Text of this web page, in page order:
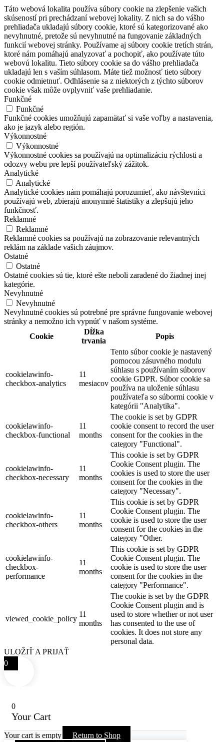
Táto webová lokalita používa súbory cookie na zlepšenie vašich
skúseností pri prechádzaní webovej lokality. Z nich sa do vášho
prehliadača ukladajú súbory cookie, ktoré sú kategorizované ako
nevyhnutné, pretože sú nevyhnutné na fungovanie základných
funkcií webovej stránky. Používame aj súbory cookie tretích strán,
ktoré nám pomáhajú analyzovať a pochopiť, ako používate túto
webovú lokalitu. Tieto súbory cookie sa do vášho prehliadača
ukladajú len s vaším súhlasom. Máte tiež možnosť tieto súbory
cookie odmietnuť. Odhlásenie sa z niektorých z týchto súborov
cookie však môže ovplyvniť vaše prehliadanie.
Funkčné
Funkčné
Funkčné cookies umožňujú zapamätať si vaše voľby a nastavenia,
ako je jazyk alebo región.
Výkonnostné
Výkonnostné
Výkonnostné cookies sa používajú na optimalizáciu rýchlosti a
odozvy webu pre lepší používateľský zážitok.
Analytické
Analytické
Analytické cookies nám pomáhajú porozumieť, ako návštevníci
používajú web, zbierajú anonymné štatistiky a zlepšujú jeho
funkčnosť.
Reklamné
Reklamné
Reklamné cookies sa používajú na zobrazovanie relevantných
reklám na základe vašich záujmov.
Ostatné
Ostatné
Ostatné cookies sú tie, ktoré ešte neboli zaradené do žiadnej inej
kategórie.
Nevyhnutné
Nevyhnutné
Nevyhnutné cookies sú potrebné pre správne fungovanie webovej
stránky a nemožno ich vypnúť v našom systéme.
Cookie
Dĺžka
trvania
Popis
cookielawinfo-
checkbox-analytics
11
mesiacov
Tento súbor cookie je nastavený
pomocou zásuvného modulu
súhlasu s používaním súborov
cookie GDPR. Súbor cookie sa
používa na uloženie súhlasu
používateľa so súbormi cookie v
kategórii "Analytika".
cookielawinfo-
checkbox-functional
11
months
The cookie is set by GDPR
cookie consent to record the user
consent for the cookies in the
category "Functional".
cookielawinfo-
checkbox-necessary
11
months
This cookie is set by GDPR
Cookie Consent plugin. The
cookies is used to store the user
consent for the cookies in the
category "Necessary".
cookielawinfo-
checkbox-others
11
months
This cookie is set by GDPR
Cookie Consent plugin. The
cookie is used to store the user
consent for the cookies in the
category "Other.
cookielawinfo-
checkbox-
performance
11
months
This cookie is set by GDPR
Cookie Consent plugin. The
cookie is used to store the user
consent for the cookies in the
category "Performance".
viewed_cookie_policy
11
months
The cookie is set by the GDPR
Cookie Consent plugin and is
used to store whether or not user
has consented to the use of
cookies. It does not store any
personal data.
ULOŽIŤ A PRIJAŤ
0
0
Your Cart
Your cart is empty Return to Shop